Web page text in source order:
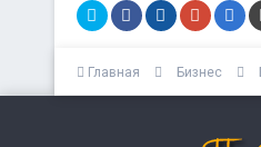
Главная Бизнес